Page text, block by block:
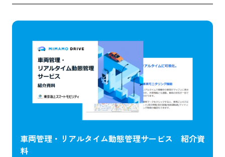
車両管理・リアルタイム動態管理サービス 紹介資
料